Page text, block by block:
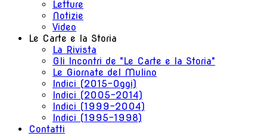
Letture
Notizie
Video
Le Carte e la Storia
La Rivista
Gli Incontri de "Le Carte e la Storia"
Le Giornate del Mulino
Indici (2015-Oggi)
Indici (2005-2014)
Indici (1999-2004)
Indici (1995-1998)
Contatti